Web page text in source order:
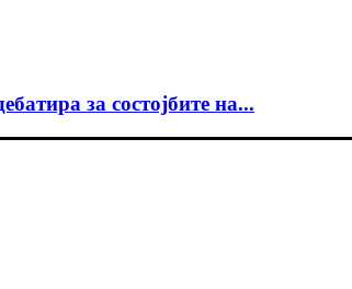
за состојбите на...